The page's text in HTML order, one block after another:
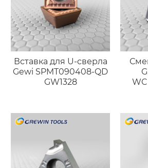
Вставка для U-сверла
Gewi SPMT090408-QD
GW1328